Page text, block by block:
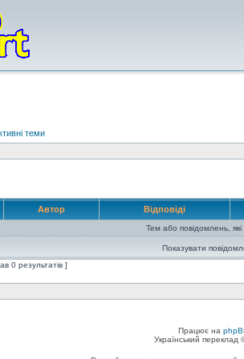
теми
Автор Відповіді
Тем або повідомлень,
Показувати
0 результатів ]
Працює на
Український